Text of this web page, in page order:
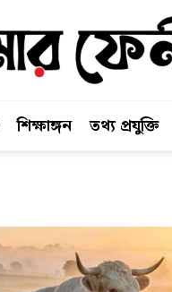
শিক্ষাঙ্গন তথ্য প্রযুক্তি